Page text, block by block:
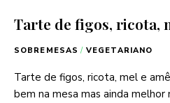
Tarte de figos, ricota,
SOBREMESAS / VEGETARIANO
Tarte de figos, ricota, mel e
bem na mesa mas ainda melhor